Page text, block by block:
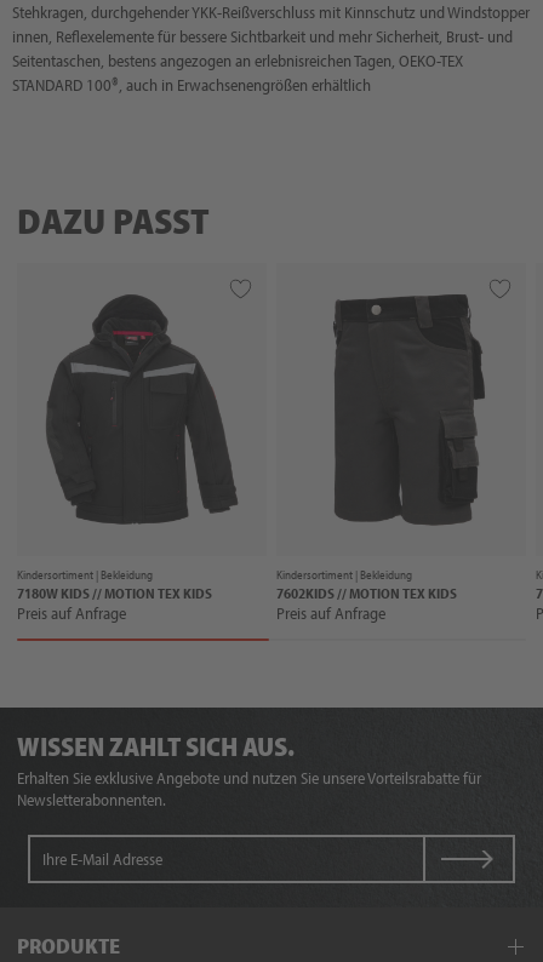
Stehkragen, durchgehender YKK-Reißverschluss mit Kinnschutz und Windstopper
innen, Reflexelemente für bessere Sichtbarkeit und mehr Sicherheit, Brust- und
Seitentaschen, bestens angezogen an erlebnisreichen Tagen, OEKO-TEX
STANDARD 100®, auch in Erwachsenengrößen erhältlich
DAZU PASST
Kindersortiment | Bekleidung
7180W KIDS // MOTION TEX KIDS
Preis auf Anfrage
Kindersortiment | Bekleidung
7602KIDS // MOTION TEX KIDS
Preis auf Anfrage
WISSEN ZAHLT SICH AUS.
Erhalten Sie exklusive Angebote und nutzen Sie unsere Vorteilsrabatte für
Newsletterabonnenten.
PRODUKTE